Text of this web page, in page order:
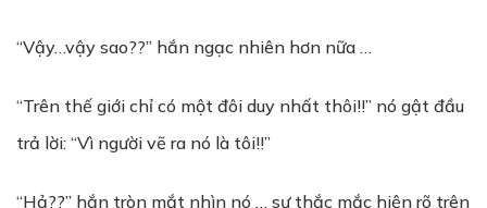
“Vậy…vậy sao??” hắn ngạc nhiên hơn nữa …
“Trên thế giới chỉ có một đôi duy nhất thôi!!” nó gật đầu
trả lời: “Vì người vẽ ra nó là tôi!!”
“Hả??” hắn tròn mắt nhìn nó … sự thắc mắc hiện rõ trên